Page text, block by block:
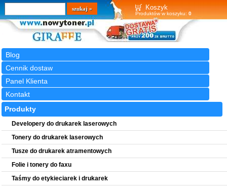
Koszyk
Produktów w koszyku: 0
Blog
Cennik dostaw
Panel Klienta
Kontakt
Wyszukiwarka
szukaj
Produkty
Developery do drukarek laserowych
Tonery do drukarek laserowych
Tusze do drukarek atramentowych
Folie i tonery do faxu
Taśmy do etykieciarek i drukarek